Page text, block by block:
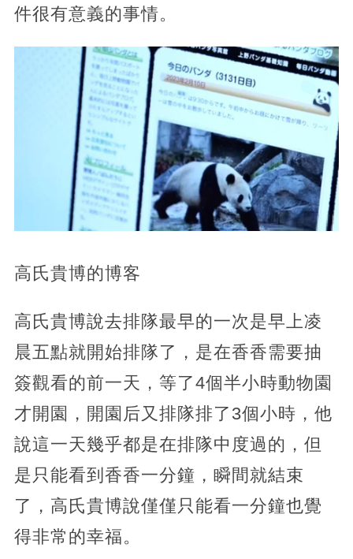
件很有意義的事情。
高氏貴博的博客
高氏貴博說去排隊最早的一次是早上凌
晨五點就開始排隊了，是在香香需要抽
簽觀看的前一天，等了4個半小時動物園
才開園，開園后又排隊排了3個小時，他
說這一天幾乎都是在排隊中度過的，但
是只能看到香香一分鐘，瞬間就結束
了，高氏貴博說僅僅只能看一分鐘也覺
得非常的幸福。